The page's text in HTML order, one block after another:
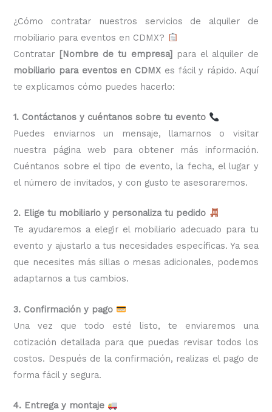
¿Cómo contratar nuestros servicios de alquiler de
mobiliario para eventos en CDMX?
Contratar [Nombre de tu empresa]para el alquiler de
mobiliario para eventos en CDMX es fácil y rápido. Aquí
te explicamos cómo puedes hacerlo:
1. Contáctanos y cuéntanos sobre tu evento
Puedes enviarnos un mensaje, llamarnos o visitar
nuestra página web para obtener más información.
Cuéntanos sobre el tipo de evento, la fecha, el lugar y
el número de invitados, y con gusto te asesoraremos.
2. Elige tu mobiliario y personaliza tu pedido
Te ayudaremos a elegir el mobiliario adecuado para tu
evento y ajustarlo a tus necesidades específicas. Ya sea
que necesites más sillas o mesas adicionales, podemos
adaptarnos a tus cambios.
3. Confirmación y pago
Una vez que todo esté listo, te enviaremos una
cotización detallada para que puedas revisar todos los
costos. Después de la confirmación, realizas el pago de
forma fácil y segura.
4. Entrega y montaje